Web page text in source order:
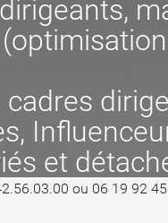
et
ou 06 19 92